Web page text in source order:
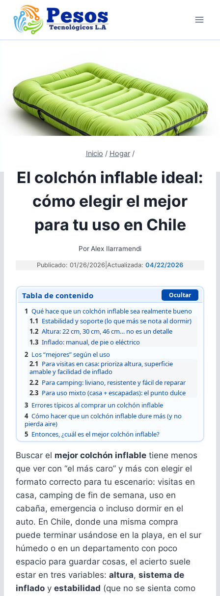
Saltar
contenido
Inicio / Hogar /
El colchón inflable ideal:
cómo elegir el mejor
para tu uso en Chile
PorAlex Ilarramendi
Publicado: 01/26/2026 Actualizada: 04/22/2026
Tabla de contenido Ocultar
1 Qué hace que un colchón inflable sea realmente bueno
1.1 Estabilidad y soporte (lo que más se nota al dormir)
1.2 Altura: 22 cm, 30 cm, 46 cm… no es un detalle
1.3 Inflado: manual, de pie o eléctrico
2 Los “mejores” según el uso
2.1 Para visitas en casa: prioriza altura, superficie
amable y facilidad de inflado
2.2 Para camping: liviano, resistente y fácil de reparar
2.3 Para uso mixto (casa + escapadas): el punto dulce
3 Errores típicos al comprar un colchón inflable
4 Cómo hacer que un colchón inflable dure más (y no
pierda aire)
5 Entonces, ¿cuál es el mejor colchón inflable?
Buscar el mejor colchón inflable tiene menos
que ver con “el más caro” y más con elegir el
formato correcto para tu escenario: visitas en
casa, camping de fin de semana, uso en
cabaña, emergencia o incluso dormir en el
auto. En Chile, donde una misma compra
puede terminar usándose en la playa, en el sur
húmedo o en un departamento con poco
espacio para guardar cosas, el acierto suele
estar en tres variables: altura, sistema de
inflado y estabilidad (que no se sienta como